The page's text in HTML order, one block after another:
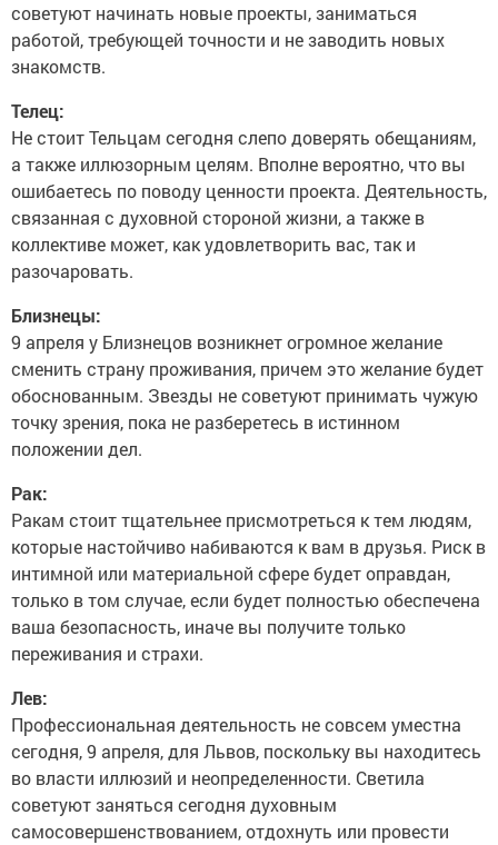
советуют начинать новые проекты, заниматься
работой, требующей точности и не заводить новых
знакомств.
Телец:
Не стоит Тельцам сегодня слепо доверять обещаниям,
а также иллюзорным целям. Вполне вероятно, что вы
ошибаетесь по поводу ценности проекта. Деятельность,
связанная с духовной стороной жизни, а также в
коллективе может, как удовлетворить вас, так и
разочаровать.
Близнецы:
9 апреля у Близнецов возникнет огромное желание
сменить страну проживания, причем это желание будет
обоснованным. Звезды не советуют принимать чужую
точку зрения, пока не разберетесь в истинном
положении дел.
Рак:
Ракам стоит тщательнее присмотреться к тем людям,
которые настойчиво набиваются к вам в друзья. Риск в
интимной или материальной сфере будет оправдан,
только в том случае, если будет полностью обеспечена
ваша безопасность, иначе вы получите только
переживания и страхи.
Лев:
Профессиональная деятельность не совсем уместна
сегодня, 9 апреля, для Львов, поскольку вы находитесь
во власти иллюзий и неопределенности. Светила
советуют заняться сегодня духовным
самосовершенствованием, отдохнуть или провести